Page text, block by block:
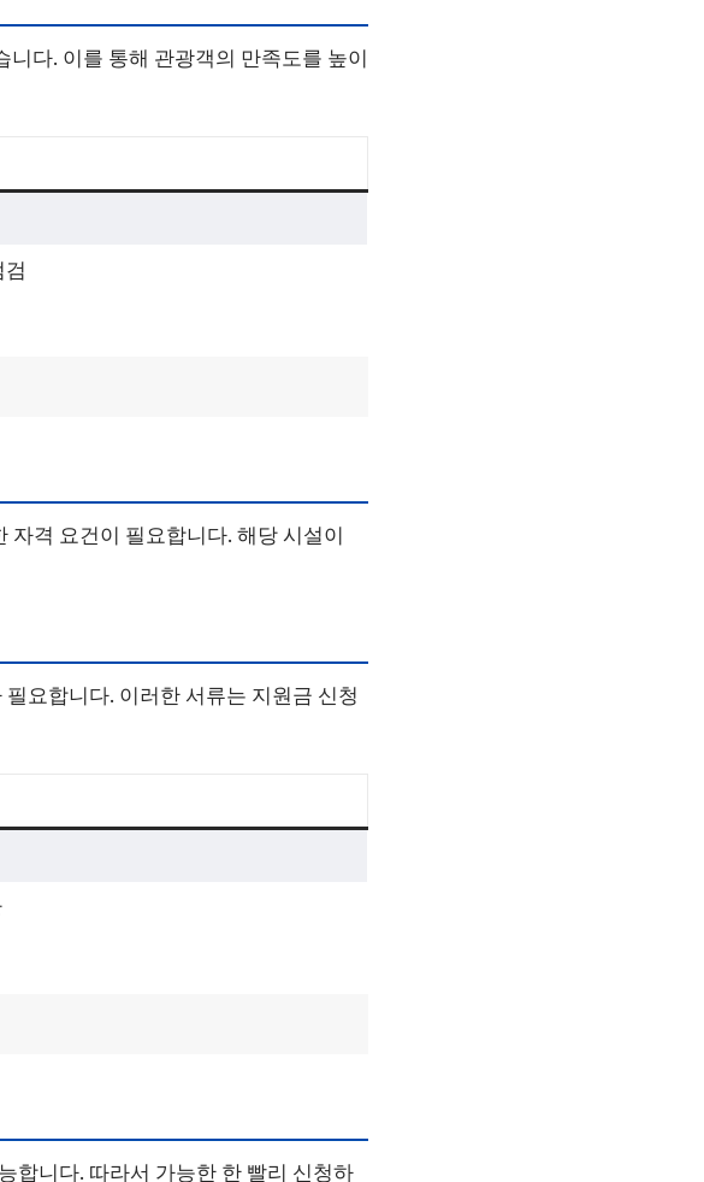
다. 이를 통해 관광객의 만족도를 높이
격 요건이 필요합니다. 해당 시설이
요합니다. 이러한 서류는 지원금 신청
합니다. 따라서 가능한 한 빨리 신청하